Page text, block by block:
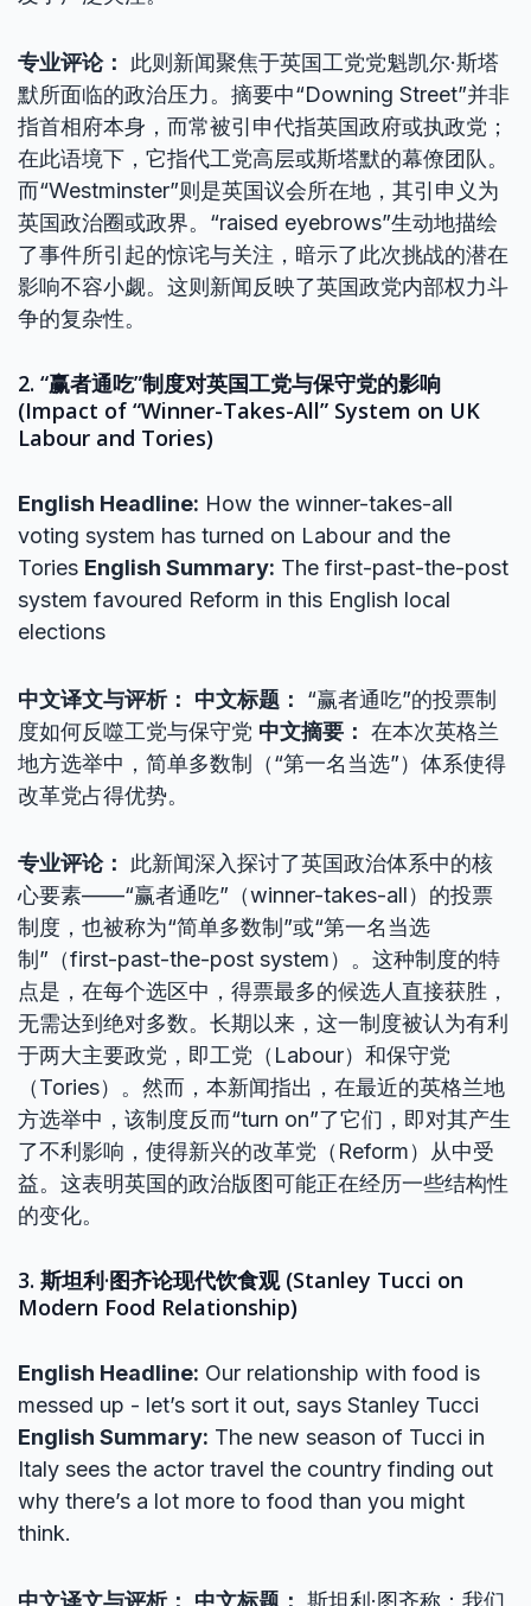
专业评论：
此则新闻聚焦于英国工党党魁凯尔·斯塔
默所面临的政治压力。摘要中“Downing Street”并非
指首相府本身，而常被引申代指英国政府或执政党；
在此语境下，它指代工党高层或斯塔默的幕僚团队。
而“Westminster”则是英国议会所在地，其引申义为
英国政治圈或政界。“raised eyebrows”生动地描绘
了事件所引起的惊诧与关注，暗示了此次挑战的潜在
影响不容小觑。这则新闻反映了英国政党内部权力斗
争的复杂性。
2. “赢者通吃”制度对英国工党与保守党的影响
(Impact of “Winner-Takes-All” System on UK
Labour and Tories)
English Headline: How the winner-takes-all
voting system has turned on Labour and the
Tories English Summary: The first-past-the-post
system favoured Reform in this English local
elections
中文译文与评析： 中文标题：
“赢者通吃”的投票制
度如何反噬工党与保守党 中文摘要： 在本次英格兰
地方选举中，简单多数制（“第一名当选”）体系使得
改革党占得优势。
专业评论：
此新闻深入探讨了英国政治体系中的核
心要素——“赢者通吃”（winner-takes-all）的投票
制度，也被称为“简单多数制”或“第一名当选
制”（first-past-the-post system）。这种制度的特
点是，在每个选区中，得票最多的候选人直接获胜，
无需达到绝对多数。长期以来，这一制度被认为有利
于两大主要政党，即工党（Labour）和保守党
（Tories）。然而，本新闻指出，在最近的英格兰地
方选举中，该制度反而“turn on”了它们，即对其产生
了不利影响，使得新兴的改革党（Reform）从中受
益。这表明英国的政治版图可能正在经历一些结构性
的变化。
3. 斯坦利·图齐论现代饮食观 (Stanley Tucci on
Modern Food Relationship)
English Headline: Our relationship with food is
messed up - let’s sort it out, says Stanley Tucci
English Summary: The new season of Tucci in
Italy sees the actor travel the country finding out
why there’s a lot more to food than you might
think.
中文译文与评析： 中文标题： 斯坦利·图齐称：我们